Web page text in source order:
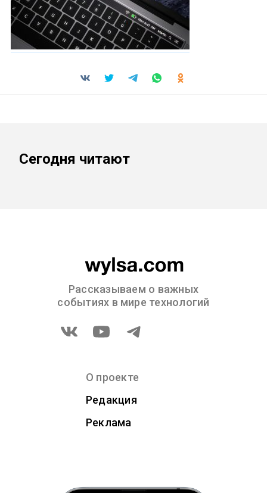
Сегодня читают
Рассказываем о важных
событиях в мире технологий
О проекте
Редакция
Реклама